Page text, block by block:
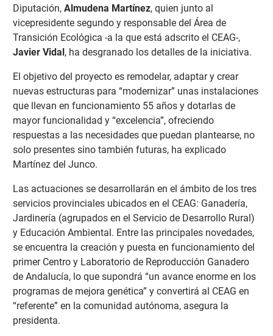
Diputación, Almudena Martínez, quien junto al
vicepresidente segundo y responsable del Área de
Transición Ecológica -a la que está adscrito el CEAG-,
Javier Vidal, ha desgranado los detalles de la iniciativa.
El objetivo del proyecto es remodelar, adaptar y crear
nuevas estructuras para “modernizar” unas instalaciones
que llevan en funcionamiento 55 años y dotarlas de
mayor funcionalidad y “excelencia”, ofreciendo
respuestas a las necesidades que puedan plantearse, no
solo presentes sino también futuras, ha explicado
Martínez del Junco.
Las actuaciones se desarrollarán en el ámbito de los tres
servicios provinciales ubicados en el CEAG: Ganadería,
Jardinería (agrupados en el Servicio de Desarrollo Rural)
y Educación Ambiental. Entre las principales novedades,
se encuentra la creación y puesta en funcionamiento del
primer Centro y Laboratorio de Reproducción Ganadero
de Andalucía, lo que supondrá “un avance enorme en los
programas de mejora genética” y convertirá al CEAG en
“referente” en la comunidad autónoma, asegura la
presidenta.